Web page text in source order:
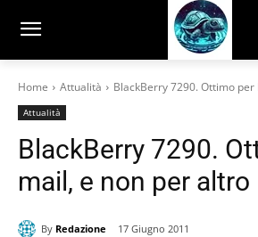
Home Attualità BlackBerry 7290. Ottimo
Attualità
BlackBerry 7290.
mail, e non per altro
By Redazione 17 Giugno 2011